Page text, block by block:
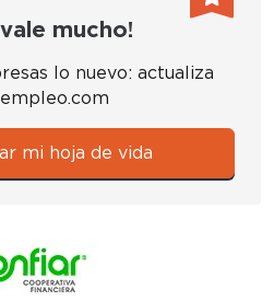
mucho!
lo nuevo: actualiza
mi hoja de vida